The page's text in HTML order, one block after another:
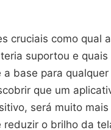
cruciais como qual
suportou e
a base para
que um
será muito
reduzir o brilho da